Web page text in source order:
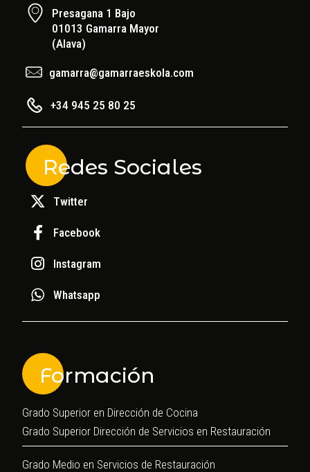
Presagana 1 Bajo
01013 Gamarra Mayor
(Alava)
gamarra@gamarraeskola.com
+34 945 25 80 25
Redes Sociales
Twitter
Facebook
Instagram
Whatsapp
Formación
Grado Superior en Dirección de Cocina
Grado Superior Dirección de Servicios en Restauración
Grado Medio en Servicios de Restauración